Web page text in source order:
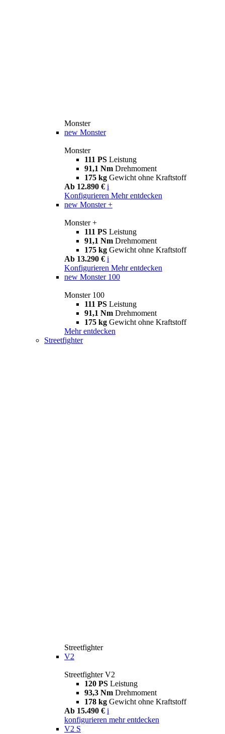
Monster
new Monster
Monster
111 PS Leistung
91,1 Nm Drehmoment
175 kg Gewicht ohne Kraftstoff
Ab 12.890 € i
Konfigurieren Mehr entdecken
new Monster +
Monster +
111 PS Leistung
91,1 Nm Drehmoment
175 kg Gewicht ohne Kraftstoff
Ab 13.290 € i
Konfigurieren Mehr entdecken
new Monster 100
Monster 100
111 PS Leistung
91,1 Nm Drehmoment
175 kg Gewicht ohne Kraftstoff
Mehr entdecken
Streetfighter
Streetfighter
V2
Streetfighter V2
120 PS Leistung
93,3 Nm Drehmoment
178 kg Gewicht ohne Kraftstoff
Ab 15.490 € i
konfigurieren mehr entdecken
V2 S